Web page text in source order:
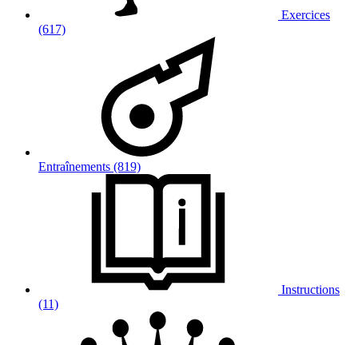
Exercices
(617)
Entraînements (819)
Instructions
(11)